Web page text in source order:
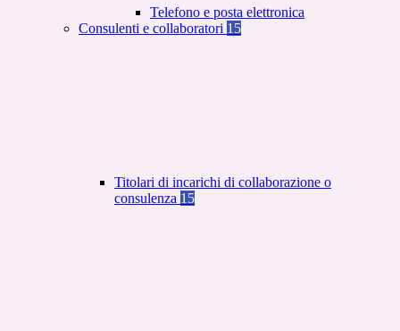
Telefono e posta elettronica
Consulenti e collaboratori 15
Titolari di incarichi di collaborazione o
consulenza 15